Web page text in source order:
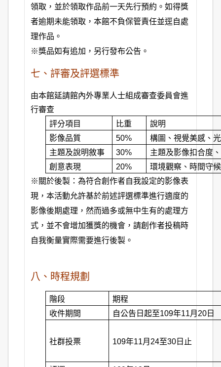
領取，並於領取作品前一天先行預約。如得獎
者逾期未能領取，本館不負保管責任並逕自處
理作品。
※獎品如有追加，另行發布公告。
七、評審及評選標準
由本館延請館內外專業人士組成審查委員會進
行審查
評分項目
比重
說明
影像品質
50%
構圖、視覺美感、
主題及說明敘事
30%
主題及影像扣合度
創意表現
20%
環境觀察、時間守
※關於後製：為符合創作者自我設定的影像表
現，本活動允許基於前述評選標準進行適度的
影像後期處理，然而過多或無中生有的處理方
式，並不會增加獲獎的機會，請創作者投稿時
自我衡量實際需要進行後製。
八、時程規劃
階段
期程
收件期間
自公告日起至109年11月20日
社群投票 109年11月24至30日止